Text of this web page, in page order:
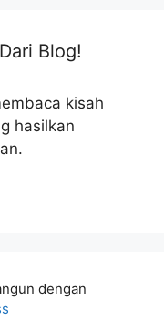
Blog!
kisah
hasilkan
dengan